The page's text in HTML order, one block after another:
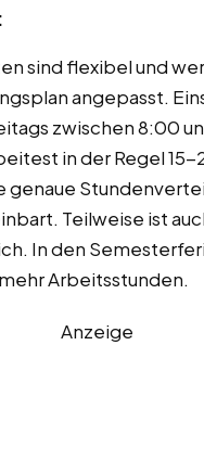
sind flexibel und
angepasst.
zwischen 8:00
in der Regel 15-
genaue
Teilweise ist
In den
Arbeitsstunden.
Anzeige